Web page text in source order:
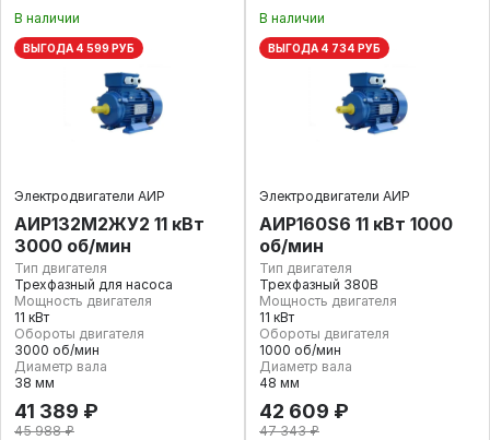
В наличии
ВЫГОДА 4 599 РУБ
Электродвигатели АИР
АИР132М2ЖУ2 11 кВт
3000 об/мин
Тип двигателя
Трехфазный для насоса
Мощность двигателя
11 кВт
Обороты двигателя
3000 об/мин
Диаметр вала
38 мм
41 389 ₽
45 988 ₽
В наличии
ВЫГОДА 4 734 РУБ
Электродвигатели АИР
АИР160S6 11 кВт 1000
об/мин
Тип двигателя
Трехфазный 380В
Мощность двигателя
11 кВт
Обороты двигателя
1000 об/мин
Диаметр вала
48 мм
42 609 ₽
47 343 ₽